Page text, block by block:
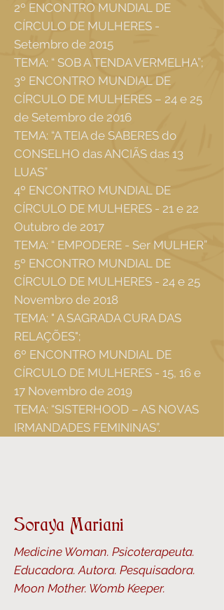
2º ENCONTRO MUNDIAL DE
CÍRCULO DE MULHERES -
Setembro de 2015
TEMA: “ SOB A TENDA VERMELHA”;
3º ENCONTRO MUNDIAL DE
CÍRCULO DE MULHERES – 24 e 25
de Setembro de 2016
TEMA: “A TEIA de SABERES do
CONSELHO das ANCIÃS das 13
LUAS”
4º ENCONTRO MUNDIAL DE
CÍRCULO DE MULHERES - 21 e 22
Outubro de 2017
TEMA: “ EMPODERE - Ser MULHER”
​5º ENCONTRO MUNDIAL DE
CÍRCULO DE MULHERES - 24 e 25
Novembro de 2018
TEMA: " A SAGRADA CURA DAS
RELAÇÕES";
6º ENCONTRO MUNDIAL DE
CÍRCULO DE MULHERES - 15, 16 e
17 Novembro de 2019
TEMA: “SISTERHOOD – AS NOVAS
IRMANDADES FEMININAS”.
Soraya Mariani
Medicine Woman. Psicoterapeuta.
Educadora. Autora. Pesquisadora.
Moon Mother. Womb Keeper.